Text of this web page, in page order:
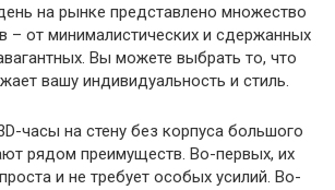
на рынке представлено множество
– от минималистических и сдержанных
Вы можете выбрать то, что
вашу индивидуальность и стиль.
часы на стену без корпуса большого
рядом преимуществ. Во-первых, их
и не требует особых усилий. Во-